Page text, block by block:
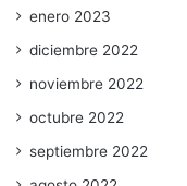
enero 2023
diciembre 2022
noviembre 2022
octubre 2022
septiembre 2022